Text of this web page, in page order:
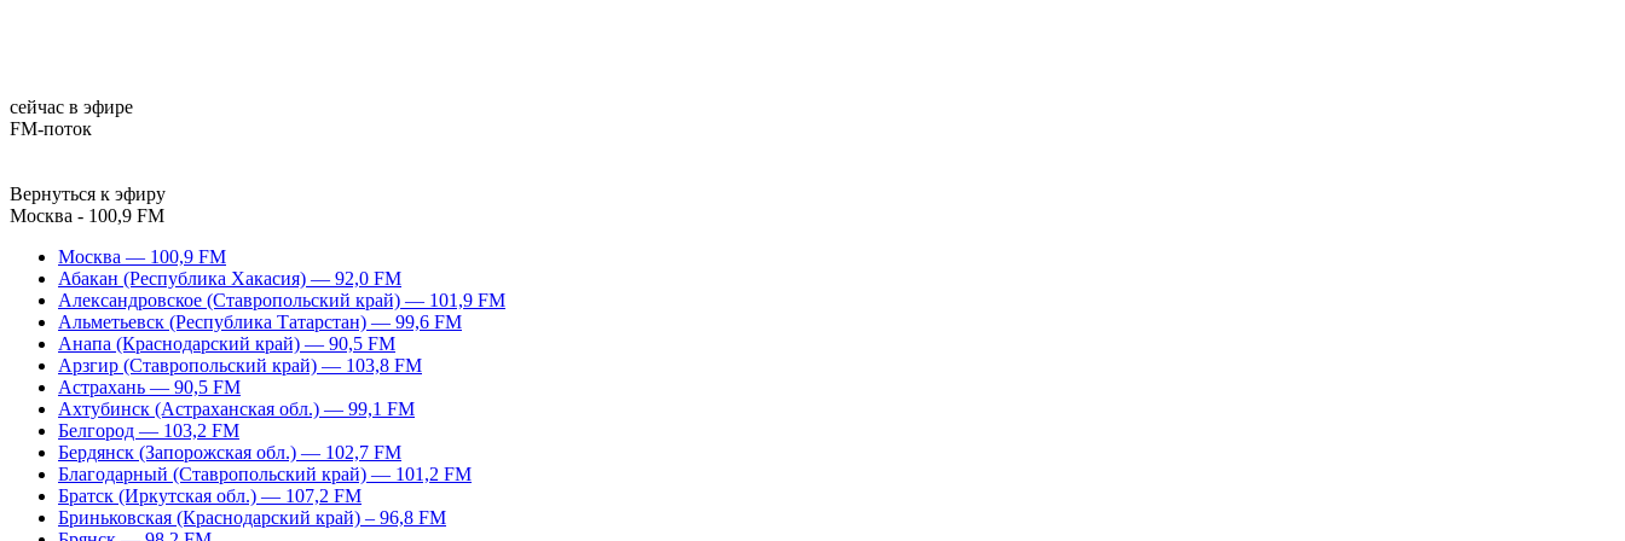
сейчас в эфире
FM-поток
Вернуться к эфиру
Москва - 100,9 FM
Москва — 100,9 FM
Абакан (Республика Хакасия) — 92,0 FM
Александровское (Ставропольский край) — 101,9 FM
Альметьевск (Республика Татарстан) — 99,6 FM
Анапа (Краснодарский край) — 90,5 FM
Арзгир (Ставропольский край) — 103,8 FM
Астрахань — 90,5 FM
Ахтубинск (Астраханская обл.) — 99,1 FM
Белгород — 103,2 FM
Бердянск (Запорожская обл.) — 102,7 FM
Благодарный (Ставропольский край) — 101,2 FM
Братск (Иркутская обл.) — 107,2 FM
Бриньковская (Краснодарский край) – 96,8 FM